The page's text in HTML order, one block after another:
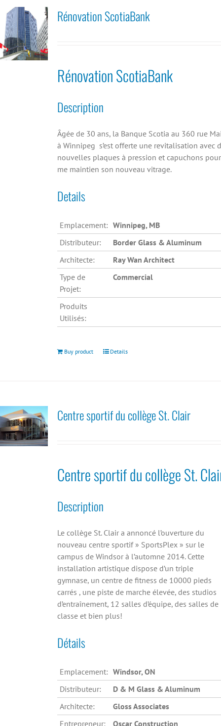
Rénovation ScotiaBank
Rénovation ScotiaBank
Description
Âgée de 30 ans, la Banque Scotia au 360 rue
à Winnipeg s’est offerte une revitalisation avec
nouvelles plaques à pression et capuchons pour
me maintien son nouveau vitrage.
Details
Emplacement: Winnipeg, MB
Distributeur:
Border Glass & Aluminum
Architecte:
Ray Wan Architect
Type de
Projet:
Commercial
Produits
Utilisés:
Buy product Details
Centre sportif du collège St. Clair
Centre sportif du collège St.
Description
Le collège St. Clair a annoncé l’ouverture du
nouveau centre sportif » SportsPlex » sur le
campus de Windsor à l’automne 2014. Cette
installation artistique dispose d’un triple
gymnase, un centre de fitness de 10000 pieds
carrés , une piste de marche élevée, des studios
d’entraînement, 12 salles d’équipe, des salles de
classe et bien plus!
Détails
Emplacement: Windsor, ON
Distributeur:
D & M Glass & Aluminum
Architecte:
Gloss Associates
Entrepreneur:
Oscar Construction